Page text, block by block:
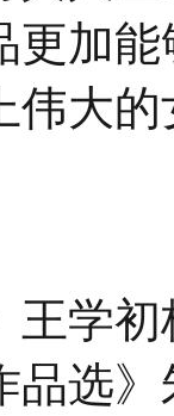
更加
伟大
王学
品选